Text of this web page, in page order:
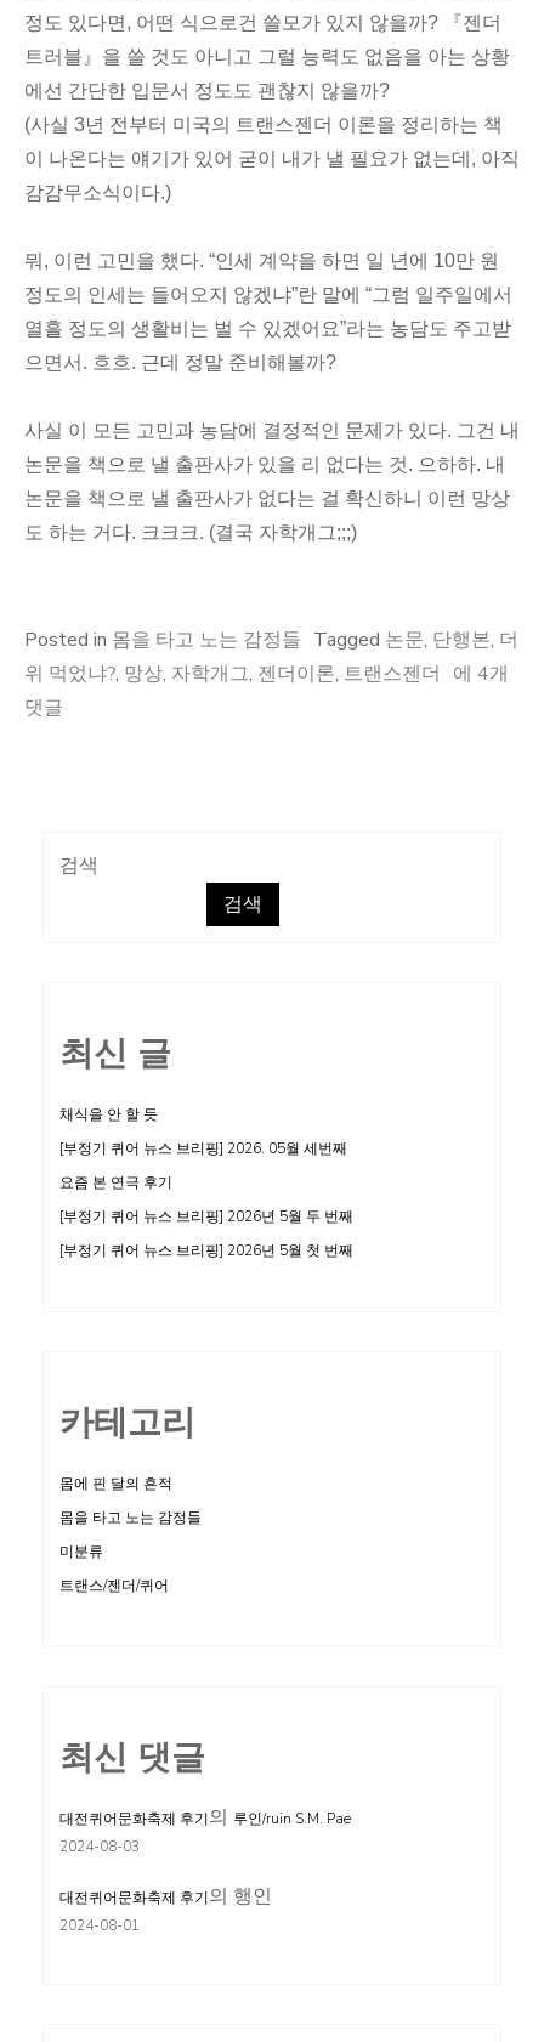
정도 있다면, 어떤 식으로건 쓸모가 있지 않을까? 『젠더
트러블』을 쓸 것도 아니고 그럴 능력도 없음을 아는 상황
에선 간단한 입문서 정도도 괜찮지 않을까?
(사실 3년 전부터 미국의 트랜스젠더 이론을 정리하는 책
이 나온다는 얘기가 있어 굳이 내가 낼 필요가 없는데, 아직
감감무소식이다.)
뭐, 이런 고민을 했다. “인세 계약을 하면 일 년에 10만 원
정도의 인세는 들어오지 않겠냐”란 말에 “그럼 일주일에서
열흘 정도의 생활비는 벌 수 있겠어요”라는 농담도 주고받
으면서. 흐흐. 근데 정말 준비해볼까?
사실 이 모든 고민과 농담에 결정적인 문제가 있다. 그건 내
논문을 책으로 낼 출판사가 있을 리 없다는 것. 으하하. 내
논문을 책으로 낼 출판사가 없다는 걸 확신하니 이런 망상
도 하는 거다. 크크크. (결국 자학개그;;;)
Posted in 몸을 타고 노는 감정들 Tagged 논문, 단행본, 더
위 먹었냐?, 망상, 자학개그, 젠더이론, 트랜스젠더 논
에 4개
댓글
검색
검색
최신 글
채식을 안 할 듯
[부정기 퀴어 뉴스 브리핑] 2026. 05월 세번째
요즘 본 연극 후기
[부정기 퀴어 뉴스 브리핑] 2026년 5월 두 번째
[부정기 퀴어 뉴스 브리핑] 2026년 5월 첫 번째
카테고리
몸에 핀 달의 흔적
몸을 타고 노는 감정들
미분류
트랜스/젠더/퀴어
최신 댓글
대전퀴어문화축제 후기의 루인/ruin S.M. Pae
2024-08-03
대전퀴어문화축제 후기의 행인
2024-08-01